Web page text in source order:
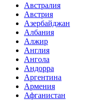
Австралия
Австрия
Азербайджан
Албания
Алжир
Англия
Ангола
Андорра
Аргентина
Армения
Афганистан